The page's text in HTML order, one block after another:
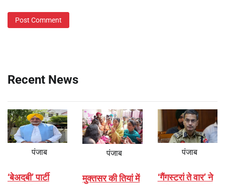
Recent News
पंजाब
‘बेअदबी’ पार्टी
पंजाब
मुक्तसर की तियां में
पंजाब
‘गैंगस्टरां ते वार’ ने